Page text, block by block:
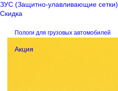
ЗУС (Защитно-улавливающие сетки)
Скидка
Пологи для грузовых автомобилей
Акция